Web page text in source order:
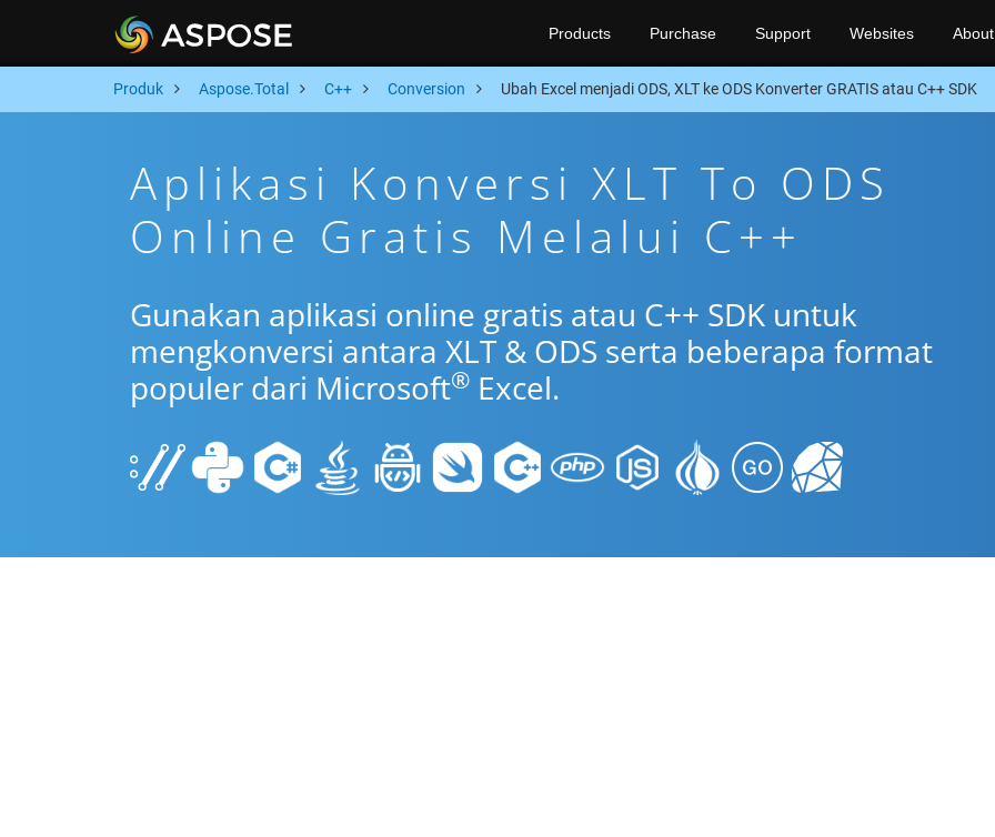
Products Purchase Support Websites About
Produk Aspose.Total C++ Conversion Ubah Excel menjadi ODS, XLT ke ODS Konverter GRATIS atau C++ SDK
Aplikasi Konversi XLT To ODS
Online Gratis Melalui C++
Gunakan aplikasi online gratis atau C++ SDK untuk
mengkonversi antara XLT & ODS serta beberapa format
populer dari Microsoft® Excel.